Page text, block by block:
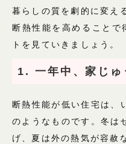
暮らしの質を劇的に変え
断熱性能を高めることで
トを見ていきましょう。
1. 一年中、家じゅ
断熱性能が低い住宅は、
のようなものです。冬は
げ、夏は外の熱気が容赦